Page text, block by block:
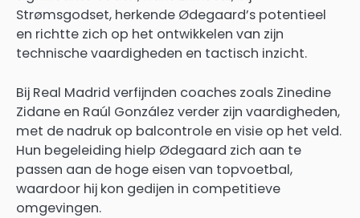
Strømsgodset, herkende Ødegaard’s potentieel
en richtte zich op het ontwikkelen van zijn
technische vaardigheden en tactisch inzicht.
Bij Real Madrid verfijnden coaches zoals Zinedine
Zidane en Raúl González verder zijn vaardigheden,
met de nadruk op balcontrole en visie op het veld.
Hun begeleiding hielp Ødegaard zich aan te
passen aan de hoge eisen van topvoetbal,
waardoor hij kon gedijen in competitieve
omgevingen.